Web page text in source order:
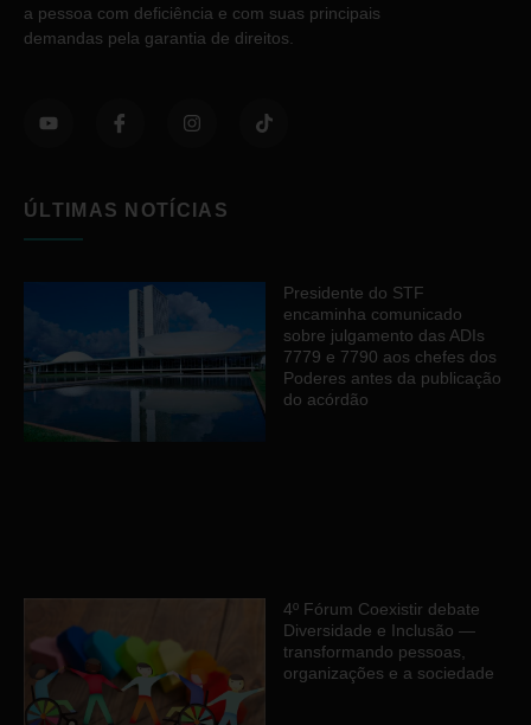
a pessoa com deficiência e com suas principais
demandas pela garantia de direitos.
ÚLTIMAS NOTÍCIAS
Presidente do STF
encaminha comunicado
sobre julgamento das ADIs
7779 e 7790 aos chefes dos
Poderes antes da publicação
do acórdão
4º Fórum Coexistir debate
Diversidade e Inclusão —
transformando pessoas,
organizações e a sociedade